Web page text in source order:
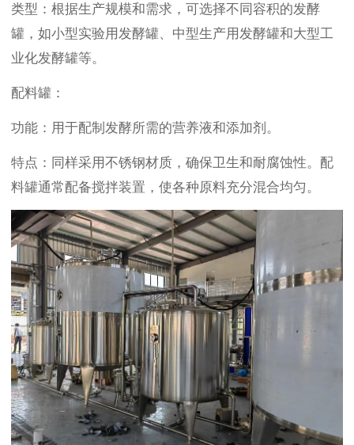
类型：根据生产规模和需求，可选择不同容积的发酵
罐，如小型实验用发酵罐、中型生产用发酵罐和大型工
业化发酵罐等。
配料罐：
功能：用于配制发酵所需的营养液和添加剂。
特点：同样采用不锈钢材质，确保卫生和耐腐蚀性。配
料罐通常配备搅拌装置，使各种原料充分混合均匀。